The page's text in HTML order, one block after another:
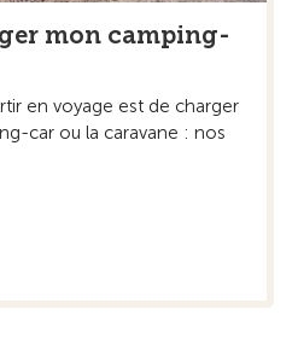
mon camping-
en voyage est de charger
car ou la caravane : nos